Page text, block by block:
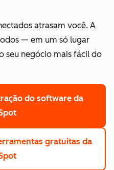
atrasam você. A
— em um só lugar
seu negócio mais fácil do
do software da
gratuitas da